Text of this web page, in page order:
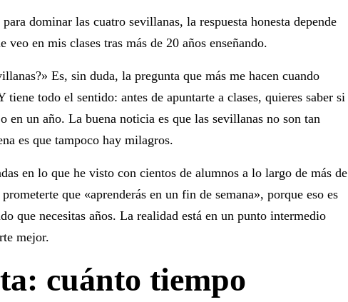
dominar las cuatro sevillanas, la respuesta honesta depende
en mis clases tras más de 20 años enseñando.
Es, sin duda, la pregunta que más me hacen cuando
todo el sentido: antes de apuntarte a clases, quieres saber si
en un año. La buena noticia es que las sevillanas no son tan
es que tampoco hay milagros.
en lo que he visto con cientos de alumnos a lo largo de más de
que «aprenderás en un fin de semana», porque eso es
que necesitas años. La realidad está en un punto intermedio
mejor.
cuánto tiempo